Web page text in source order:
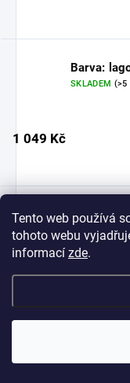
Tento web používá
tohoto webu
informací zde.
Barva:
SKLADEM (>5
1 049 Kč
Barva:
SKLADEM(>5
Barva: